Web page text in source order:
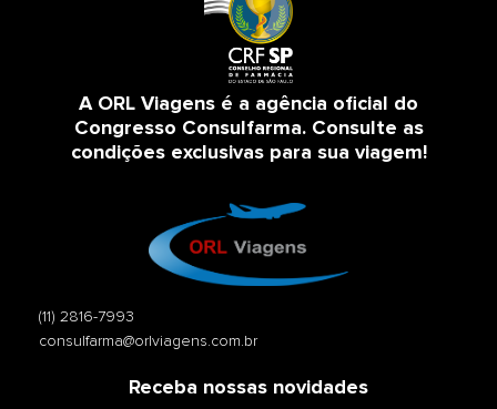
A ORL Viagens é a agência oficial do
Congresso Consulfarma. Consulte as
condições exclusivas para sua viagem!
(11) 2816-7993
consulfarma@orlviagens.com.br
Receba nossas novidades